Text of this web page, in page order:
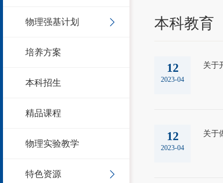
物理强基计划
培养方案
本科招生
精品课程
物理实验教学
特色资源
本科教育
12
2023-04
关于
12
2023-04
关于